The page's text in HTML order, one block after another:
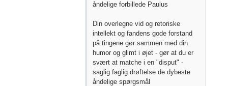
åndelige forbillede Paulus
Din overlegne vid og retoriske
intellekt og fandens gode forstand
på tingene gør sammen med din
humor og glimt i øjet - gør at du er
svært at matche i en "disput" -
saglig faglig drøftelse de dybeste
åndelige spørgsmål